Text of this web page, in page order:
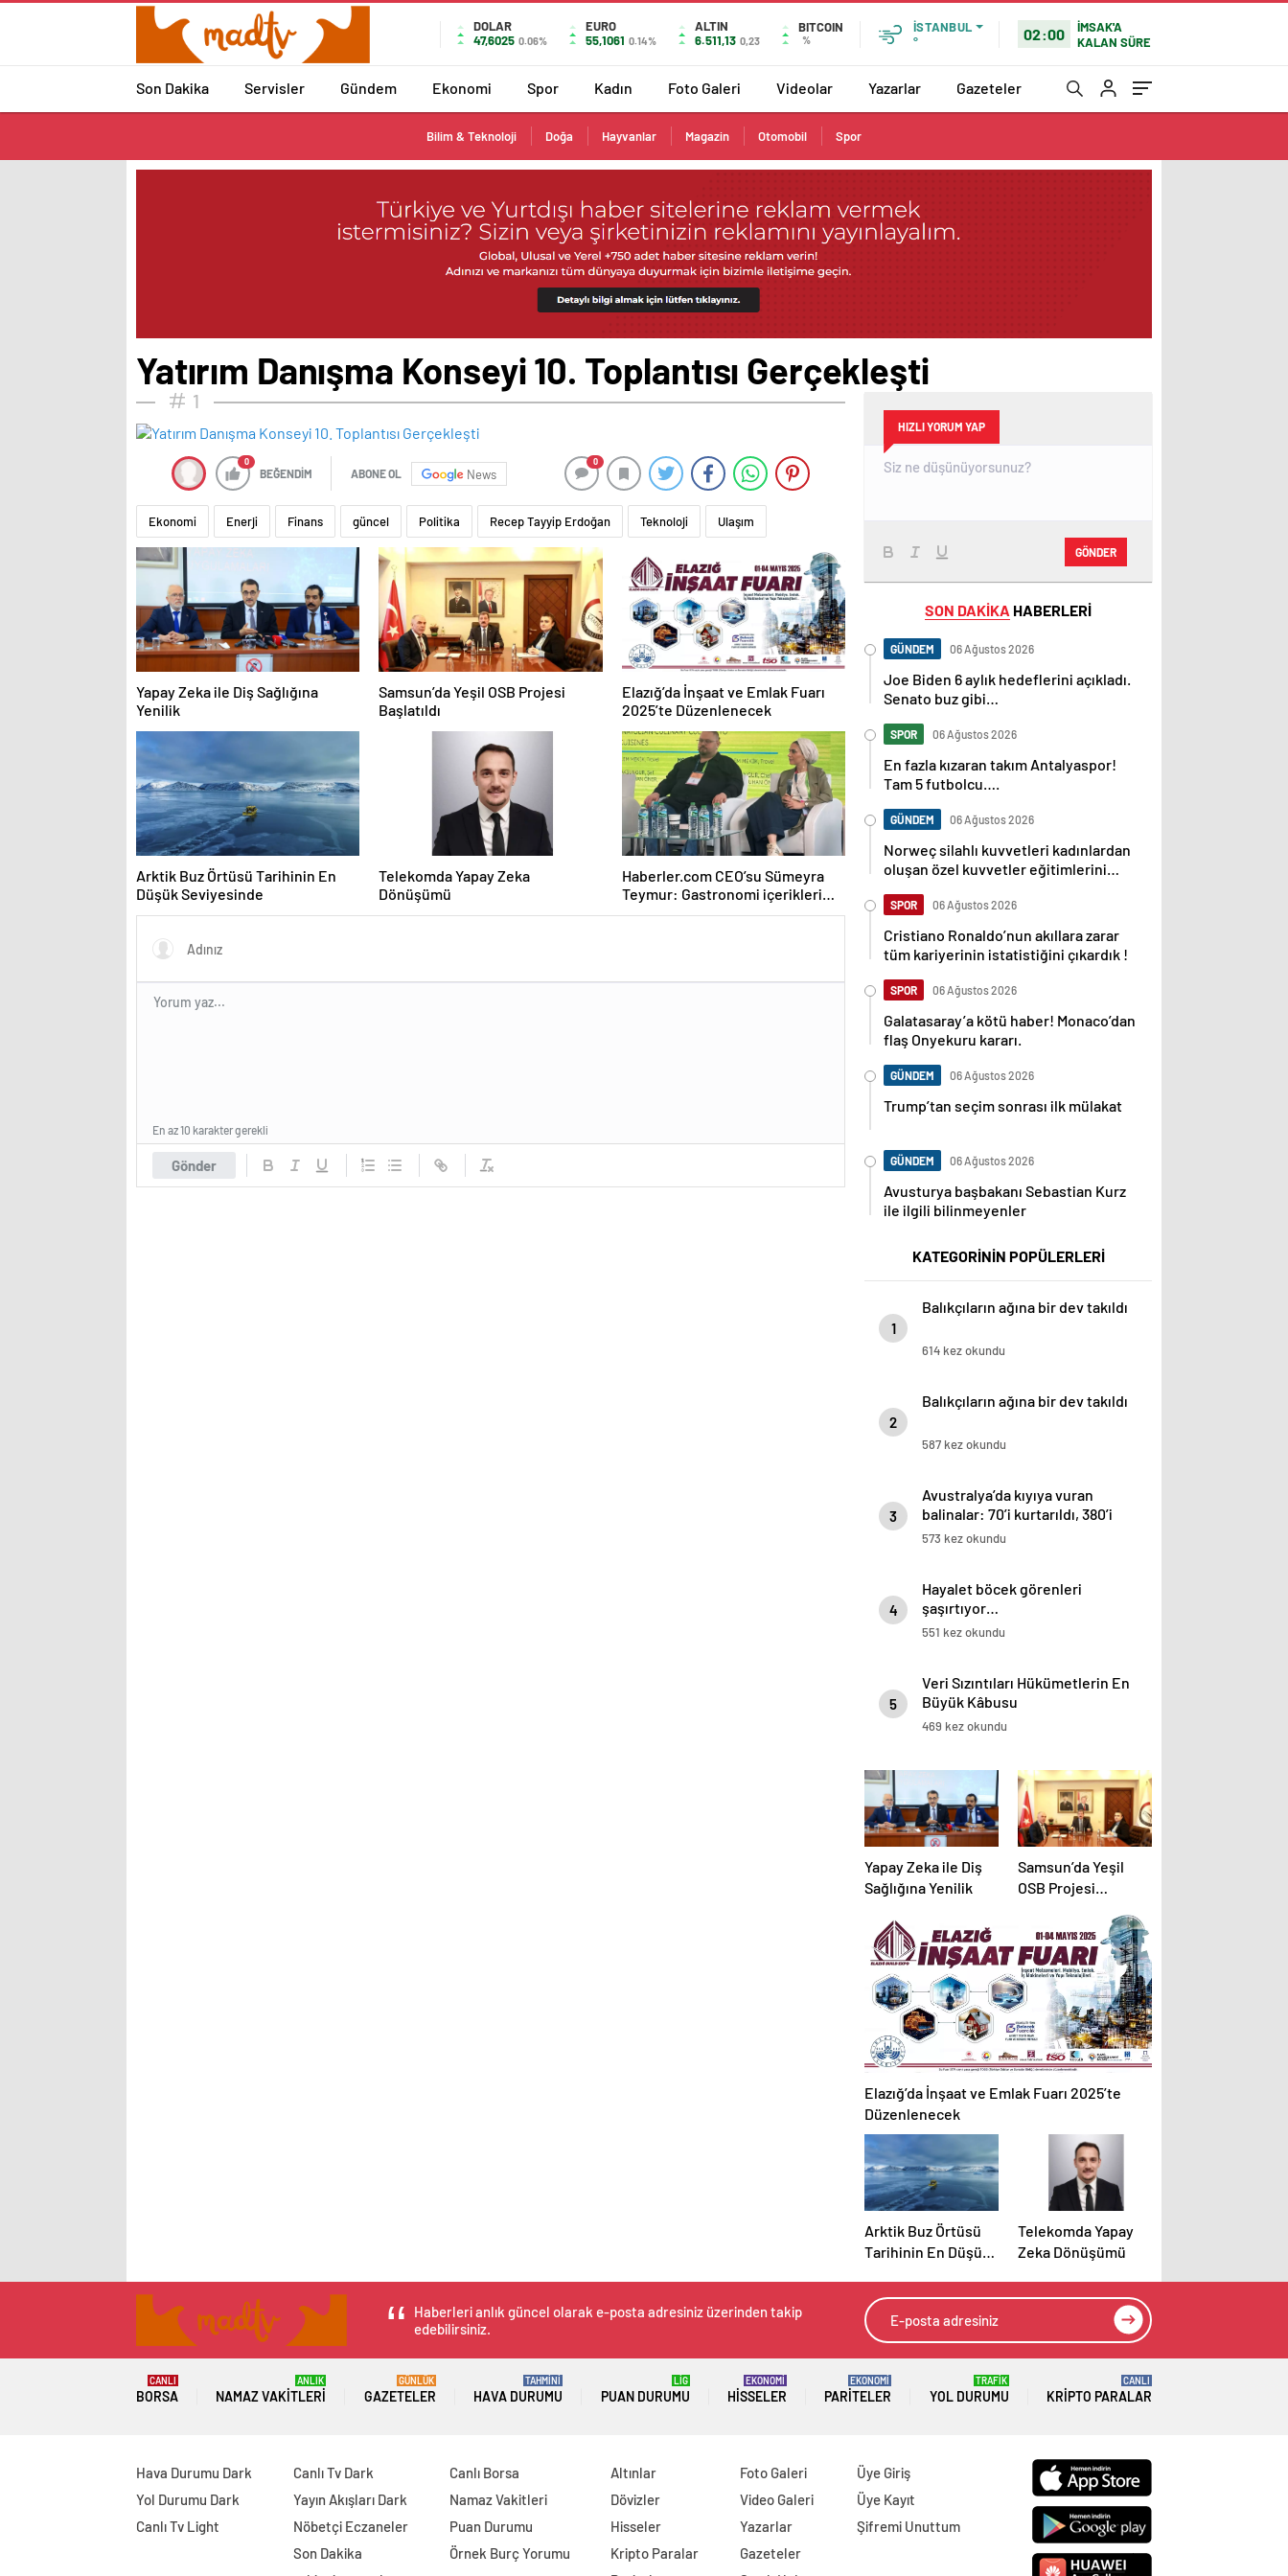
DOLAR
47,6025 0.06%
EURO
55,1061 0.14%
ALTIN
6.511,13 0,23
BITCOIN
%
İSTANBUL
°
02:00
İMSAK'A
KALAN SÜRE
Son Dakika Servisler Gündem Ekonomi Spor Kadın Foto Galeri Videolar Yazarlar Gazeteler
Bilim & Teknoloji Doğa Hayvanlar Magazin Otomobil Spor
Yatırım Danışma Konseyi 10. Toplantısı Gerçekleşti
1
0
BEĞENDİM ABONE OL News
0
Ekonomi Enerji Finans güncel Politika Recep Tayyip Erdoğan Teknoloji Ulaşım
Yapay Zeka ile Diş Sağlığına
Yenilik
Samsun’da Yeşil OSB Projesi
Başlatıldı
Elazığ’da İnşaat ve Emlak Fuarı
2025’te Düzenlenecek
Arktik Buz Örtüsü Tarihinin En
Düşük Seviyesinde
Telekomda Yapay Zeka
Dönüşümü
Haberler.com CEO’su Sümeyra
Teymur: Gastronomi içerikleri
uzun soluklu
Gönder
En az 10 karakter gerekli
HIZLI YORUM YAP
GÖNDER
SON DAKİKA HABERLERİ
GÜNDEM 06 Ağustos 2026
Joe Biden 6 aylık hedeflerini açıkladı.
Senato buz gibi…
SPOR 06 Ağustos 2026
En fazla kızaran takım Antalyaspor!
Tam 5 futbolcu….
GÜNDEM 06 Ağustos 2026
Norweç silahlı kuvvetleri kadınlardan
oluşan özel kuvvetler eğitimlerini
SPOR 06 Ağustos 2026
Cristiano Ronaldo’nun akıllara zarar
tüm kariyerinin istatistiğini çıkardık !
SPOR 06 Ağustos 2026
Galatasaray’a kötü haber! Monaco’dan
flaş Onyekuru kararı.
GÜNDEM 06 Ağustos 2026
Trump’tan seçim sonrası ilk mülakat
GÜNDEM 06 Ağustos 2026
Avusturya başbakanı Sebastian Kurz
ile ilgili bilinmeyenler
KATEGORİNİN POPÜLERLERİ
1
Balıkçıların ağına bir dev takıldı
614 kez okundu
2
Balıkçıların ağına bir dev takıldı
587 kez okundu
3
Avustralya’da kıyıya vuran
balinalar: 70’i kurtarıldı, 380’i
öldü
573 kez okundu
4
Hayalet böcek görenleri
şaşırtıyor…
551 kez okundu
5
Veri Sızıntıları Hükümetlerin En
Büyük Kâbusu
469 kez okundu
Yapay Zeka ile Diş
Sağlığına Yenilik
Samsun’da Yeşil
OSB Projesi
Elazığ’da İnşaat ve Emlak Fuarı 2025’te
Düzenlenecek
Arktik Buz Örtüsü
Tarihinin En Düşük
Telekomda Yapay
Zeka Dönüşümü
Haberleri anlık güncel olarak e-posta adresiniz üzerinden takip
edebilirsiniz.
BORSA
CANLI
NAMAZ VAKITLERI
ANLIK
GAZETELER
GÜNLÜK
HAVA DURUMU
TAHMİNİ
PUAN DURUMU
LİG
HISSELER
EKONOMİ
PARITELER
EKONOMİ
YOL DURUMU
TRAFİK
KRIPTO PARALAR
CANLI
Hava Durumu Dark
Yol Durumu Dark
Canlı Tv Light
Canlı Tv Dark
Yayın Akışları Dark
Nöbetçi Eczaneler
Son Dakika
Canlı Borsa
Namaz Vakitleri
Puan Durumu
Örnek Burç Yorumu
Altınlar
Dövizler
Hisseler
Kripto Paralar
Foto Galeri
Video Galeri
Yazarlar
Gazeteler
Üye Giriş
Üye Kayıt
Şifremi Unuttum